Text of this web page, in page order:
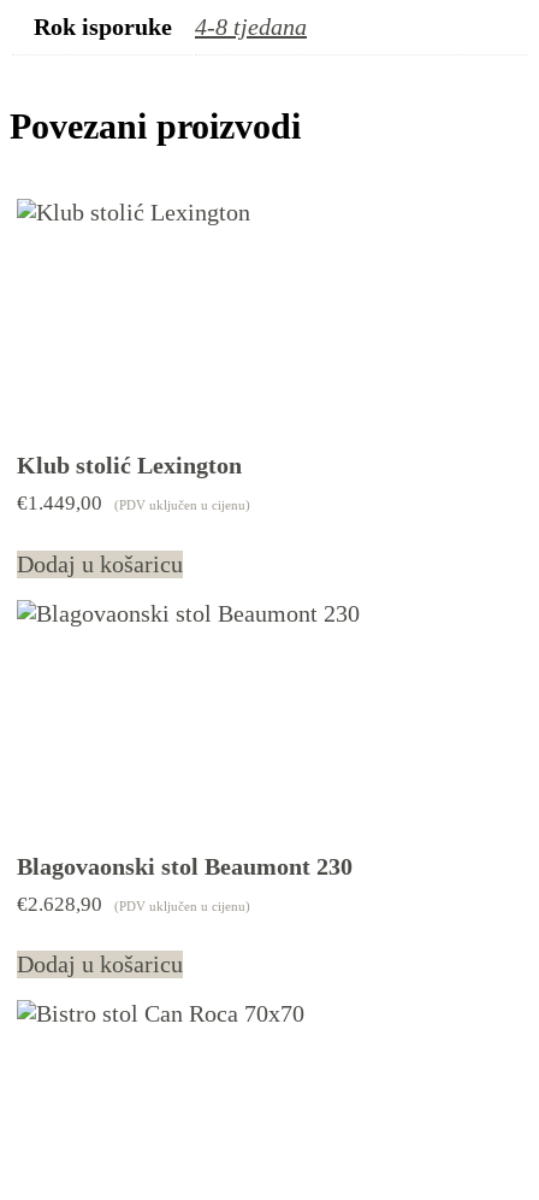
Rok isporuke 4-8 tjedana
Povezani proizvodi
Klub stolić Lexington
€1.449,00 (PDV uključen u cijenu)
Dodaj u košaricu
Blagovaonski stol Beaumont 230
€2.628,90 (PDV uključen u cijenu)
Dodaj u košaricu